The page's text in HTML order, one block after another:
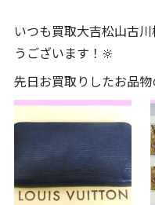
いつも買取大吉松山古
うございます！🔆
先日お買取りしたお品物